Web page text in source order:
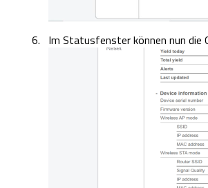
Im Statusfenster können nun die